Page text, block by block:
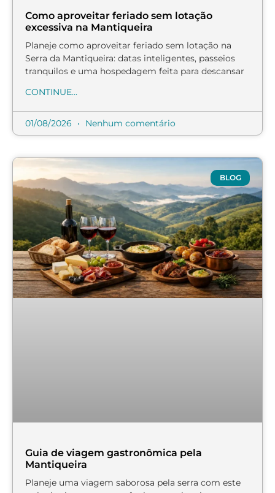
Como aproveitar feriado sem lotação
excessiva na Mantiqueira
Planeje como aproveitar feriado sem lotação na
Serra da Mantiqueira: datas inteligentes, passeios
tranquilos e uma hospedagem feita para descansar
CONTINUE...
01/08/2026 Nenhum comentário
BLOG
Guia de viagem gastronômica pela
Mantiqueira
Planeje uma viagem saborosa pela serra com este